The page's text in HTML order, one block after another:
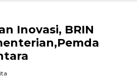
Inovasi, BRIN